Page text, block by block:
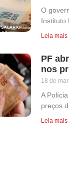
O
Instituto
Leia mais
PF
nos
18 de
A
preços
Leia mais